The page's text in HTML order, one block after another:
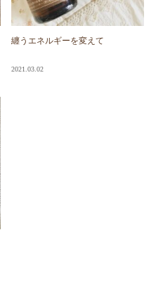
纏うエネルギーを変えて
2021.03.02